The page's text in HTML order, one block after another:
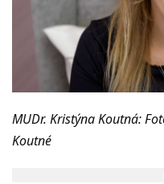
MUDr. Kristýna Koutná:
Koutné